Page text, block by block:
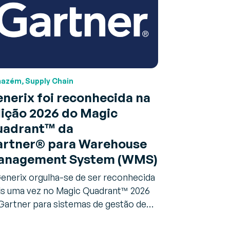
Supply Chain
foi reconhecida na
2026 do Magic
da
para Warehouse
System (WMS)
orgulha-se de ser reconhecida
uma vez no Magic Quadrant™ 2026
para sistemas de gestão de…